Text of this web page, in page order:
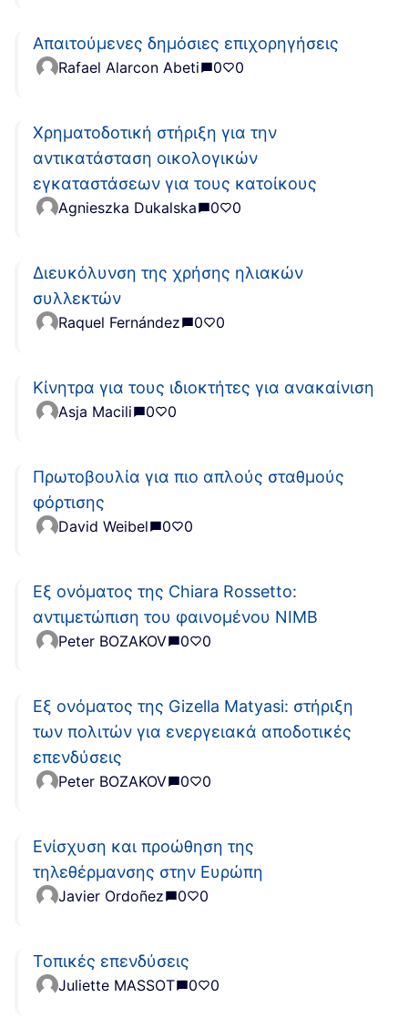
Απαιτούμενες δημόσιες επιχορηγήσεις
Rafael Alarcon Abeti 0 0
Χρηματοδοτική στήριξη για την
αντικατάσταση οικολογικών
εγκαταστάσεων για τους κατοίκους
Agnieszka Dukalska 0 0
Διευκόλυνση της χρήσης ηλιακών
συλλεκτών
Raquel Fernández 0 0
Κίνητρα για τους ιδιοκτήτες για ανακαίνιση
Asja Macili 0 0
Πρωτοβουλία για πιο απλούς σταθμούς
φόρτισης
David Weibel 0 0
Εξ ονόματος της Chiara Rossetto:
αντιμετώπιση του φαινομένου NIMB
Peter BOZAKOV 0 0
Εξ ονόματος της Gizella Matyasi: στήριξη
των πολιτών για ενεργειακά αποδοτικές
επενδύσεις
Peter BOZAKOV 0 0
Ενίσχυση και προώθηση της
τηλεθέρμανσης στην Ευρώπη
Javier Ordoñez 0 0
Τοπικές επενδύσεις
Juliette MASSOT 0 0